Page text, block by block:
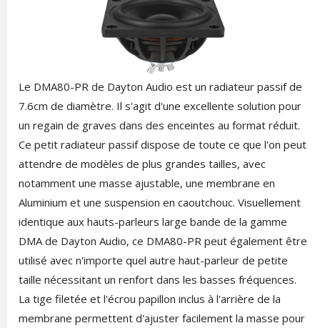
Le DMA80-PR de Dayton Audio est un radiateur passif de
7.6cm de diamètre. Il s'agit d'une excellente solution pour
un regain de graves dans des enceintes au format réduit.
Ce petit radiateur passif dispose de toute ce que l'on peut
attendre de modèles de plus grandes tailles, avec
notamment une masse ajustable, une membrane en
Aluminium et une suspension en caoutchouc. Visuellement
identique aux hauts-parleurs large bande de la gamme
DMA de Dayton Audio, ce DMA80-PR peut également être
utilisé avec n'importe quel autre haut-parleur de petite
taille nécessitant un renfort dans les basses fréquences.
La tige filetée et l'écrou papillon inclus à l'arrière de la
membrane permettent d'ajuster facilement la masse pour